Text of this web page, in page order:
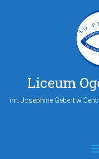
Liceum
im. Josephine Gebert w